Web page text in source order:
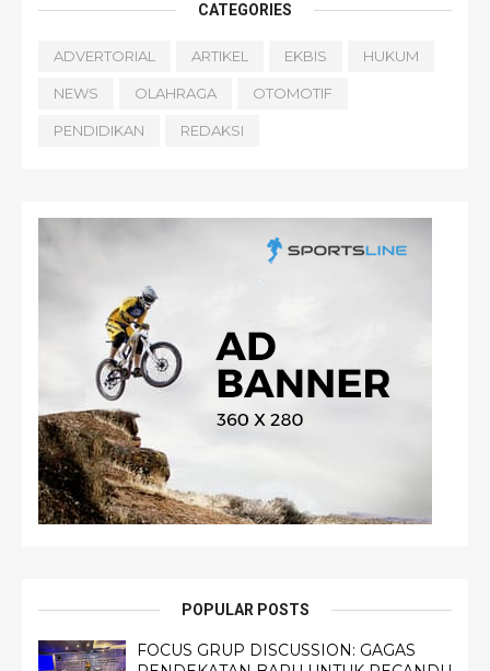
CATEGORIES
ADVERTORIAL ARTIKEL EKBIS HUKUM
NEWS OLAHRAGA OTOMOTIF
PENDIDIKAN REDAKSI
POPULAR POSTS
FOCUS GRUP DISCUSSION: GAGAS